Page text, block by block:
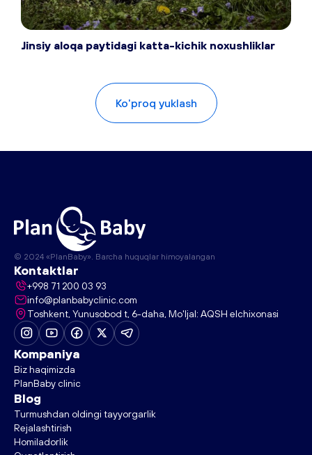
Jinsiy aloqa paytidagi katta-kichik noxushliklar
Ko'proq yuklash
© 2024 «PlanBaby». Barcha huquqlar himoyalangan
Kontaktlar
+998 71 200 03 93
info@planbabyclinic.com
Toshkent, Yunusobod t, 6-daha, Mo'ljal: AQSH elchixonasi
Kompaniya
Biz haqimizda
PlanBaby clinic
Blog
Turmushdan oldingi tayyorgarlik
Rejalashtirish
Homiladorlik